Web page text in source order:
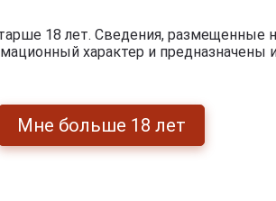
18 лет. Сведения, размещенные
характер и предназначены
Мне больше 18 лет